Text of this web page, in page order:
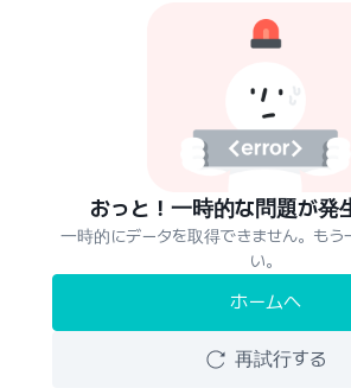
おっと！一時的な問題が発
一時的にデータを取得できません。もう
い。
ホームへ
再試行する